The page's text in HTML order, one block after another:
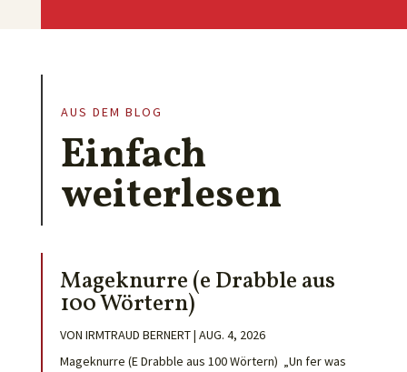
AUS DEM BLOG
Einfach
weiterlesen
Mageknurre (e Drabble aus
100 Wörtern)
VON IRMTRAUD BERNERT| AUG. 4, 2026
Mageknurre (E Drabble aus 100 Wörtern) „Un fer was